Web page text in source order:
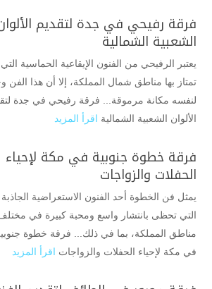
فرقة رفيحي في جدة لتقديم
الشعبية الشمالية
يعتبر الرفيحي من الفنون الإيقاعية الحماسية التي
تمتاز بها مناطق شمال المملكة، إلا أن هذا الفن
لنفسه مكانة مرموقة... فرقة رفيحي في جدة
الألوان الشعبية الشمالية اقرأ المزيد
فرقة خطوة جنوبية في مكة لإحياء
الحفلات والزواجات
يمثل فن الخطوة أحد الفنون الاستعراضية الجاذبة
التي تحظى بانتشار واسع ومحبة كبيرة في
مناطق المملكة، بما في ذلك... فرقة خطوة
في مكة لإحياء الحفلات والزواجات اقرأ المزيد